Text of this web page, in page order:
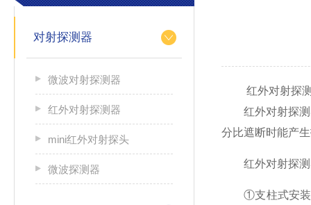
对射探测器
微波对射探测器
红外对射探测器
mini红外对射探头
微波探测器
红外对射探测
红外对射探测器
分比遮断时能产
红外对射探测
①支柱式安装：